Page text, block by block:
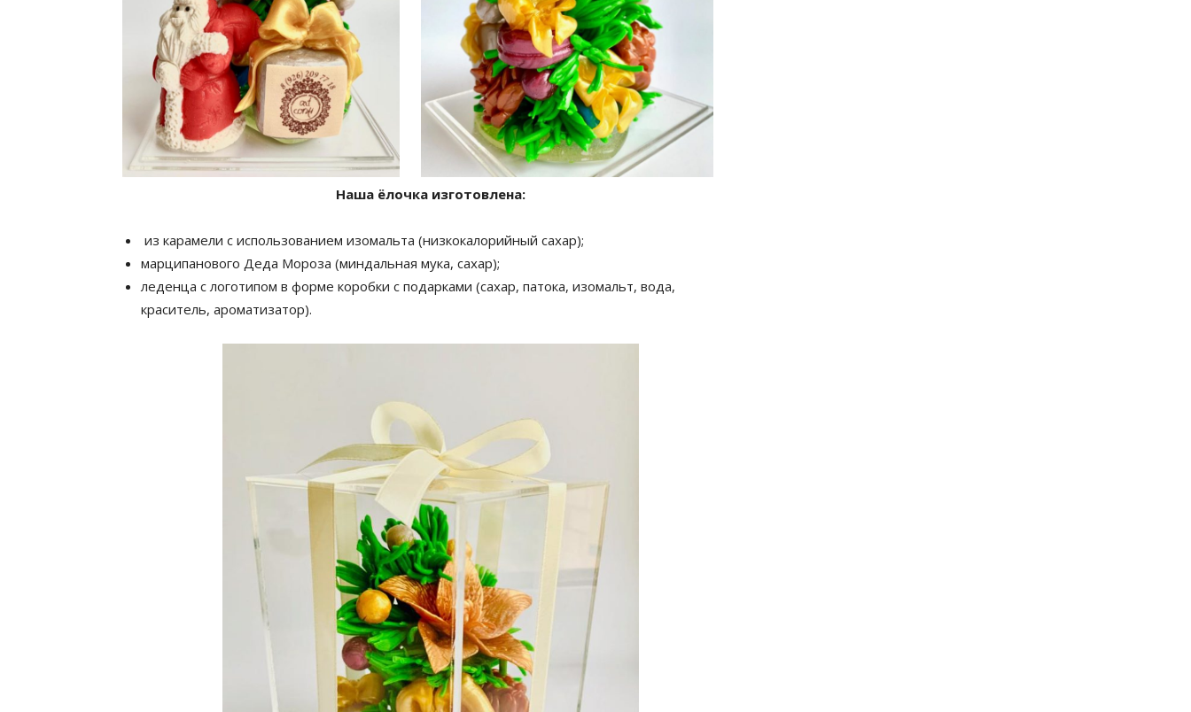
Наша ёлочка изготовлена:
из карамели с использованием изомальта (низкокалорийный сахар);
марципанового Деда Мороза (миндальная мука, сахар);
леденца с логотипом в форме коробки с подарками (сахар, патока, изомальт, вода,
краситель, ароматизатор).